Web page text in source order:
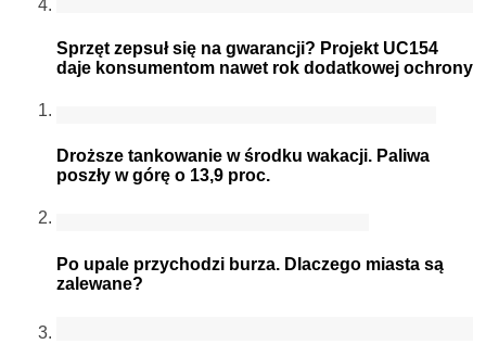
Sprzęt zepsuł się na gwarancji? Projekt UC154
daje konsumentom nawet rok dodatkowej ochrony
Droższe tankowanie w środku wakacji. Paliwa
poszły w górę o 13,9 proc.
Po upale przychodzi burza. Dlaczego miasta są
zalewane?